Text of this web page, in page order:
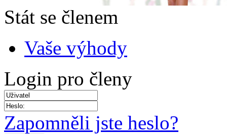
Stát se členem
Vaše výhody
Login pro členy
Zapomněli jste heslo?